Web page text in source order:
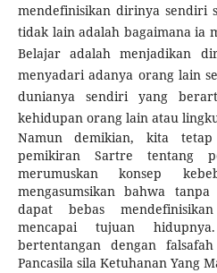
mendefinisikan dirinya sendiri
tidak lain adalah bagaimana ia
Belajar adalah menjadikan
menyadari adanya orang lain
dunianya sendiri yang
kehidupan orang lain atau
Namun demikian, kita
pemikiran Sartre tentang
merumuskan konsep
mengasumsikan bahwa
dapat bebas
mencapai tujuan
bertentangan dengan
Pancasila sila Ketuhanan Yang